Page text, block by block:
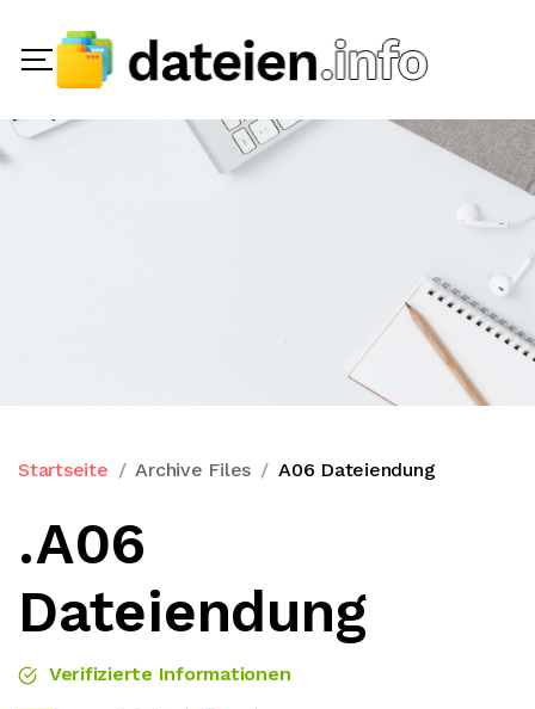
Startseite Archive Files A06 Dateiendung
.A06
Dateiendung
Verifizierte Informationen